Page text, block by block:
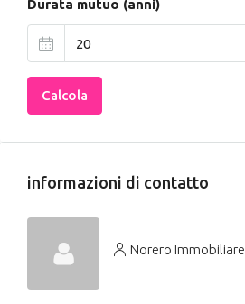
Durata mutuo (anni)
Calcola
informazioni di contatto
Norero Immobiliare